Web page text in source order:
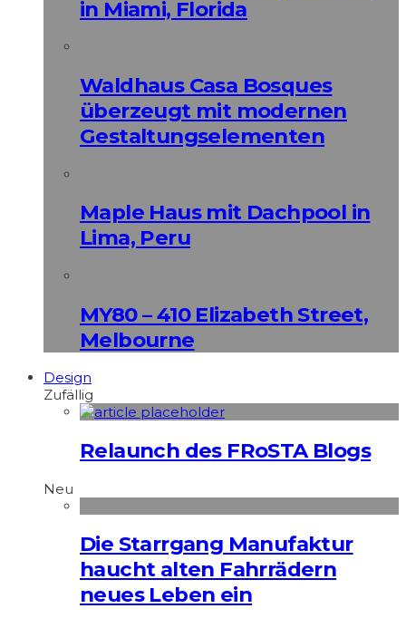
in Miami, Florida
Waldhaus Casa Bosques
überzeugt mit modernen
Gestaltungselementen
Maple Haus mit Dachpool in
Lima, Peru
MY80 – 410 Elizabeth Street,
Melbourne
Design
Zufällig
Relaunch des FRoSTA Blogs
Neu
Die Starrgang Manufaktur
haucht alten Fahrrädern
neues Leben ein